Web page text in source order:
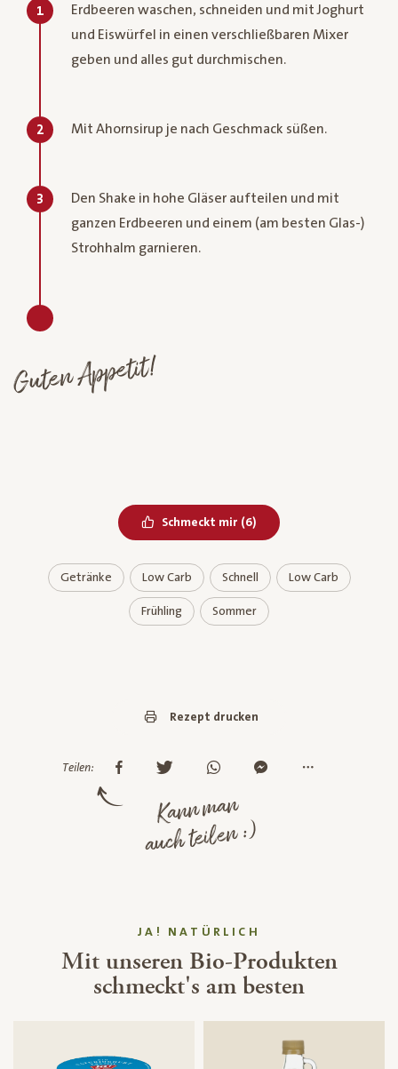
1
Erdbeeren waschen, schneiden und mit Joghurt
und Eiswürfel in einen verschließbaren Mixer
geben und alles gut durchmischen.
2 Mit Ahornsirup je nach Geschmack süßen.
3
Den Shake in hohe Gläser aufteilen und mit
ganzen Erdbeeren und einem (am besten Glas-)
Strohhalm garnieren.
Guten Appetit!
Schmeckt mir Bereits geliked
(6)
Getränke Low Carb Schnell Low Carb
Frühling Sommer
Rezept drucken
Teilen:
Kann man
auch teilen :)
JA! NATÜRLICH
Mit unseren Bio-Produkten
schmeckt's am besten